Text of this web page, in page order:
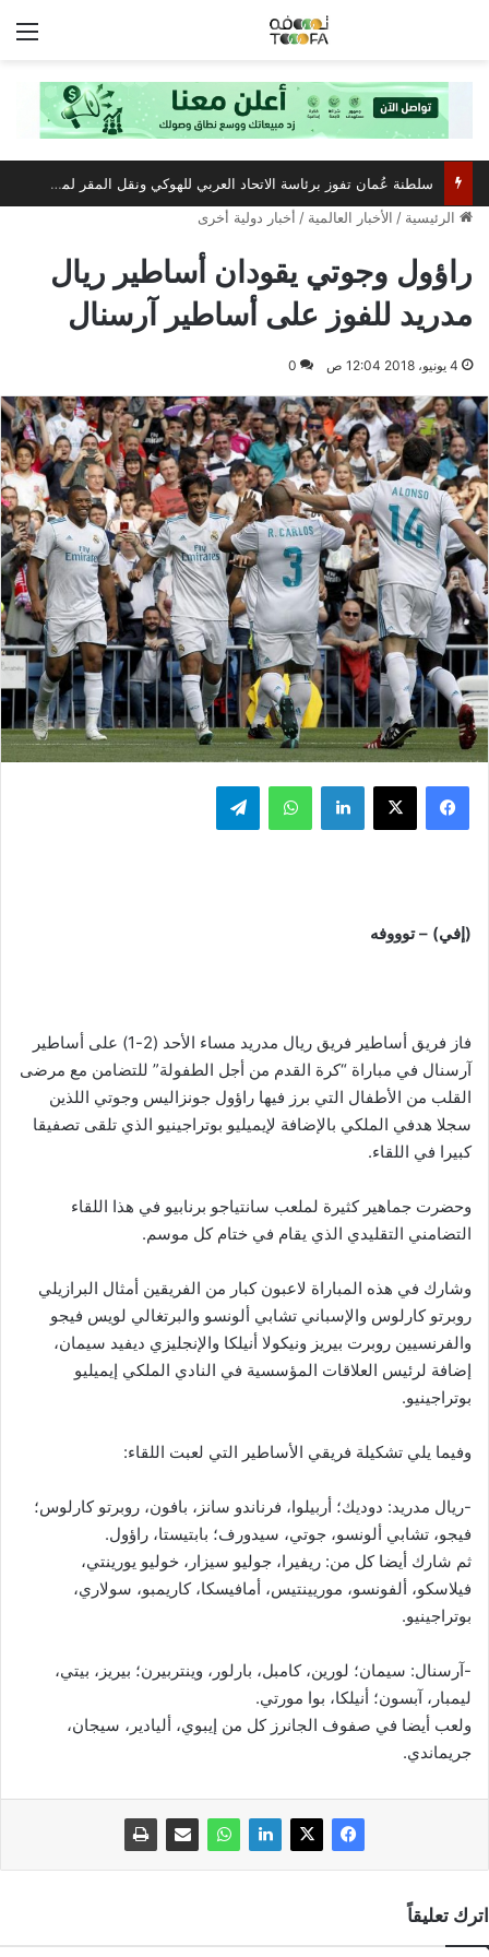
سلطنة عُمان تفوز برئاسة الاتحاد العربي للهوكي ونقل المقر لمسقط
الرئيسية / الأخبار العالمية / أخبار دولية أخرى
راؤول وجوتي يقودان أساطير ريال
مدريد للفوز على أساطير آرسنال
4 يونيو، 2018 12:04 ص 0
فيسبوك ‫X لينكدإن واتساب تيلقرام
(إفي) – توووفه
فاز فريق أساطير فريق ريال مدريد مساء الأحد (2-1) على أساطير
آرسنال في مباراة “كرة القدم من أجل الطفولة” للتضامن مع مرضى
القلب من الأطفال التي برز فيها راؤول جونزاليس وجوتي اللذين
سجلا هدفي الملكي بالإضافة لإيميليو بوتراجينيو الذي تلقى تصفيقا
كبيرا في اللقاء.
وحضرت جماهير كثيرة لملعب سانتياجو برنابيو في هذا اللقاء
التضامني التقليدي الذي يقام في ختام كل موسم.
وشارك في هذه المباراة لاعبون كبار من الفريقين أمثال البرازيلي
روبرتو كارلوس والإسباني تشابي ألونسو والبرتغالي لويس فيجو
والفرنسيين روبرت بيريز ونيكولا أنيلكا والإنجليزي ديفيد سيمان،
إضافة لرئيس العلاقات المؤسسية في النادي الملكي إيميليو
بوتراجينيو.
وفيما يلي تشكيلة فريقي الأساطير التي لعبت اللقاء:
-ريال مدريد: دوديك؛ أربيلوا، فرناندو سانز، بافون، روبرتو كارلوس؛
فيجو، تشابي ألونسو، جوتي، سيدورف؛ بابتيستا، راؤول.
ثم شارك أيضا كل من: ريفيرا، جوليو سيزار، خوليو يورينتي،
فيلاسكو، ألفونسو، موريينتيس، أمافيسكا، كاريمبو، سولاري،
بوتراجينيو.
-آرسنال: سيمان؛ لورين، كامبل، بارلور، وينتربيرن؛ بيريز، بيتي،
ليمبار، آبسون؛ أنيلكا، بوا مورتي.
ولعب أيضا في صفوف الجانرز كل من إيبوي، أليادير، سيجان،
جريماندي.
اترك تعليقاً